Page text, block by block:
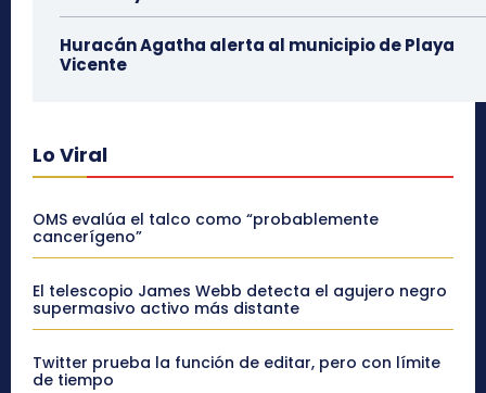
Huracán Agatha alerta al municipio de Playa
Vicente
Lo Viral
OMS evalúa el talco como “probablemente
cancerígeno”
El telescopio James Webb detecta el agujero negro
supermasivo activo más distante
Twitter prueba la función de editar, pero con límite
de tiempo